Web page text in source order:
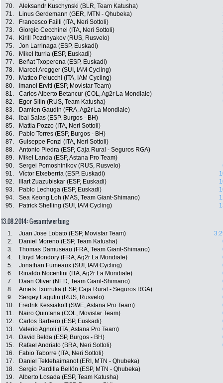
70.
Aleksandr Kuschynski (BLR, Team Katusha)
71.
Linus Gerdemann (GER, MTN - Qhubeka)
72.
Francesco Failli (ITA, Neri Sottoli)
73.
Giorgio Cecchinel (ITA, Neri Sottoli)
74.
Kirill Pozdnyakov (RUS, Rusvelo)
75.
Jon Larrinaga (ESP, Euskadi)
76.
Mikel Iturria (ESP, Euskadi)
77.
Beñat Txoperena (ESP, Euskadi)
78.
Marcel Aregger (SUI, IAM Cycling)
79.
Matteo Pelucchi (ITA, IAM Cycling)
80.
Imanol Erviti (ESP, Movistar Team)
81.
Carlos Alberto Betancur (COL, Ag2r La Mondiale)
82.
Egor Silin (RUS, Team Katusha)
83.
Damien Gaudin (FRA, Ag2r La Mondiale)
84.
Ibai Salas (ESP, Burgos - BH)
85.
Mattia Pozzo (ITA, Neri Sottoli)
86.
Pablo Torres (ESP, Burgos - BH)
87.
Guiseppe Fonzi (ITA, Neri Sottoli)
88.
Antonio Piedra (ESP, Caja Rural - Seguros RGA)
89.
Mikel Landa (ESP, Astana Pro Team)
90.
Sergei Pomoshinikov (RUS, Rusvelo)
91.
Víctor Etxeberria (ESP, Euskadi)
92.
Illart Zuazubiskar (ESP, Euskadi)
93.
Pablo Lechuga (ESP, Euskadi)
94.
Sea Keong Loh (MAS, Team Giant-Shimano)
95.
Patrick Shelling (SUI, IAM Cycling)
13.08.2014: Gesamtwertung
1. Juan Jose Lobato (ESP, Movistar Team)
2.
Daniel Moreno (ESP, Team Katusha)
3.
Thomas Damuseau (FRA, Team Giant-Shimano)
4.
Lloyd Mondory (FRA, Ag2r La Mondiale)
5.
Jonathan Fumeaux (SUI, IAM Cycling)
6.
Rinaldo Nocentini (ITA, Ag2r La Mondiale)
7.
Daan Oliver (NED, Team Giant-Shimano)
8.
Amets Txurruka (ESP, Caja Rural - Seguros RGA)
9.
Sergey Lagutin (RUS, Rusvelo)
10.
Fredrik Kessiakoff (SWE, Astana Pro Team)
11.
Nairo Quintana (COL, Movistar Team)
12.
Carlos Barbero (ESP, Euskadi)
13.
Valerio Agnoli (ITA, Astana Pro Team)
14.
David Belda (ESP, Burgos - BH)
15.
Rafael Andriato (BRA, Neri Sottoli)
16.
Fabio Taborre (ITA, Neri Sottoli)
17.
Daniel Teklehaimanot (ERI, MTN - Qhubeka)
18.
Sergio Pardilla Bellón (ESP, MTN - Qhubeka)
19.
Alberto Losada (ESP, Team Katusha)